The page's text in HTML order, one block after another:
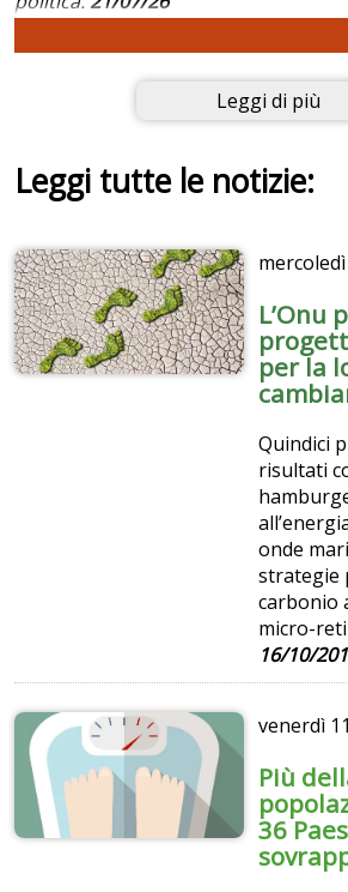
Leggi di più
Leggi tutte le notizie:
mercoledì
L’Onu
per la
Quindici
risultati
onde
strategie
carbonio
micro-
16/10/
venerdì
Più
36